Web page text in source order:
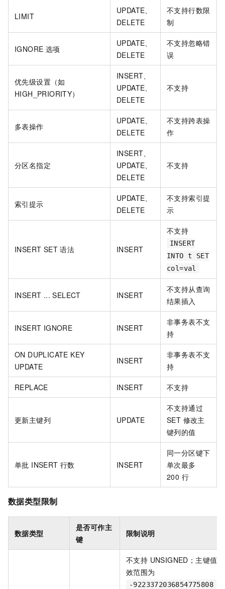
LIMIT
UPDATE、
DELETE
不支持行数限
制
IGNORE 选项
UPDATE、
DELETE
不支持忽略错
误
优先级设置（如
HIGH_PRIORITY）
INSERT、
UPDATE、
DELETE
不支持
多表操作
UPDATE、
DELETE
不支持跨表操
作
分区名指定
INSERT、
UPDATE、
DELETE
不支持
索引提示
UPDATE、
DELETE
不支持索引提
示
INSERT SET 语法 INSERT
不支持
INSERT
INTO t SET
col=val
INSERT ... SELECT INSERT
不支持从查询
结果插入
INSERT IGNORE INSERT
非事务表不支
持
ON DUPLICATE KEY
UPDATE
INSERT
非事务表不支
持
REPLACE INSERT 不支持
更新主键列 UPDATE
不支持通过
SET 修改主
键列的值
单批 INSERT 行数 INSERT
同一分区键下
单次最多
200 行
数据类型限制
数据类型
是否可作主
键
限制说明
不支持 UNSIGNED；主键值有
效范围为
-9223372036854775808